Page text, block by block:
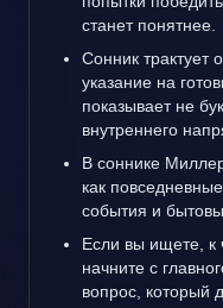
станет понятнее.
Сонник трактует
указание на
показывает не
внутреннего
В соннике
как
события и
Если вы ищете, к
начните с
вопрос, который